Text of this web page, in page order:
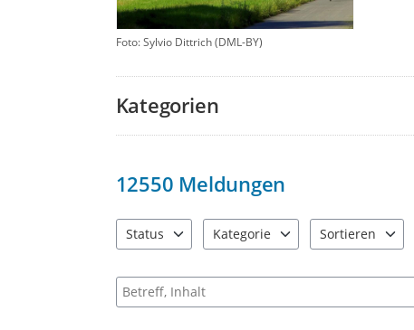
Foto: Sylvio Dittrich (DML-BY)
Kategorien
12550 Meldungen
Status
Kategorie
Sortieren
Suche nach Meldungen und Kommentaren